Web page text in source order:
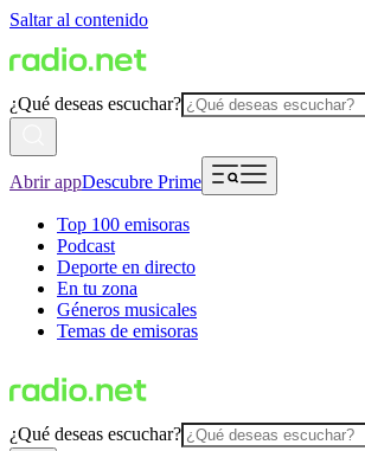
Saltar al contenido
¿Qué deseas escuchar?
Abrir appDescubre Prime
Top 100 emisoras
Podcast
Deporte en directo
En tu zona
Géneros musicales
Temas de emisoras
¿Qué deseas escuchar?